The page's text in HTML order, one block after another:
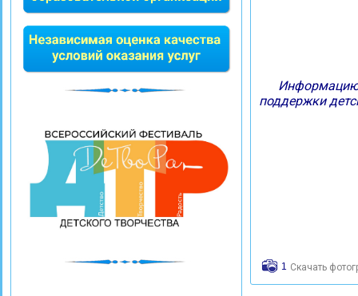
поддержки
1 Скачать